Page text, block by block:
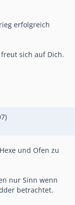
erfolgreich
freut sich auf Dich.
und Ofen zu
nur Sinn wenn
betrachtet.